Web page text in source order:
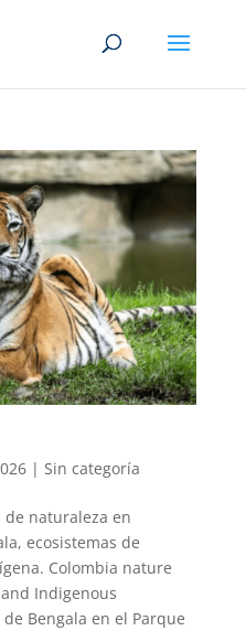
| Sin categoría
naturaleza en
ecosistemas de
Colombia nature
Indigenous
Bengala en el Parque